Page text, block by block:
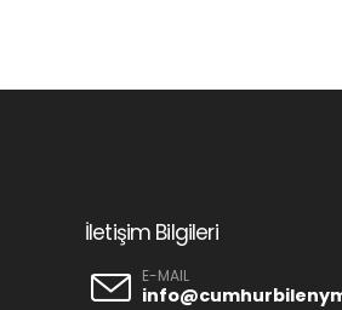
İletişim Bilgileri
E-MAIL